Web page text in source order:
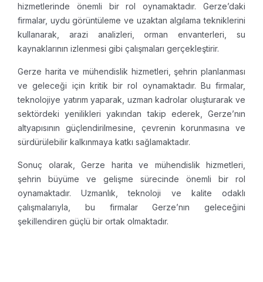
hizmetlerinde önemli bir rol oynamaktadır. Gerze’daki
firmalar, uydu görüntüleme ve uzaktan algılama tekniklerini
kullanarak, arazi analizleri, orman envanterleri, su
kaynaklarının izlenmesi gibi çalışmaları gerçekleştirir.
Gerze harita ve mühendislik hizmetleri, şehrin planlanması
ve geleceği için kritik bir rol oynamaktadır. Bu firmalar,
teknolojiye yatırım yaparak, uzman kadrolar oluşturarak ve
sektördeki yenilikleri yakından takip ederek, Gerze’nın
altyapısının güçlendirilmesine, çevrenin korunmasına ve
sürdürülebilir kalkınmaya katkı sağlamaktadır.
Sonuç olarak, Gerze harita ve mühendislik hizmetleri,
şehrin büyüme ve gelişme sürecinde önemli bir rol
oynamaktadır. Uzmanlık, teknoloji ve kalite odaklı
çalışmalarıyla, bu firmalar Gerze’nın geleceğini
şekillendiren güçlü bir ortak olmaktadır.